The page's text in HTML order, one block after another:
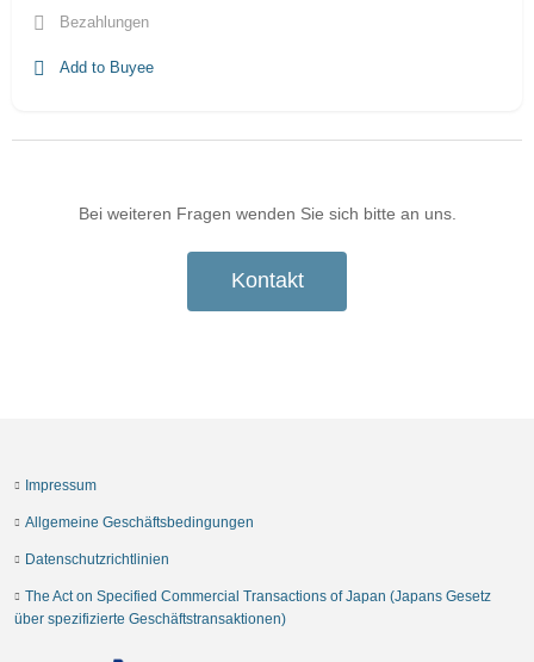
Bezahlungen
Add to Buyee
Bei weiteren Fragen wenden Sie sich bitte an uns.
Kontakt
Impressum
Allgemeine Geschäftsbedingungen
Datenschutzrichtlinien
The Act on Specified Commercial Transactions of Japan (Japans Gesetz
über spezifizierte Geschäftstransaktionen)